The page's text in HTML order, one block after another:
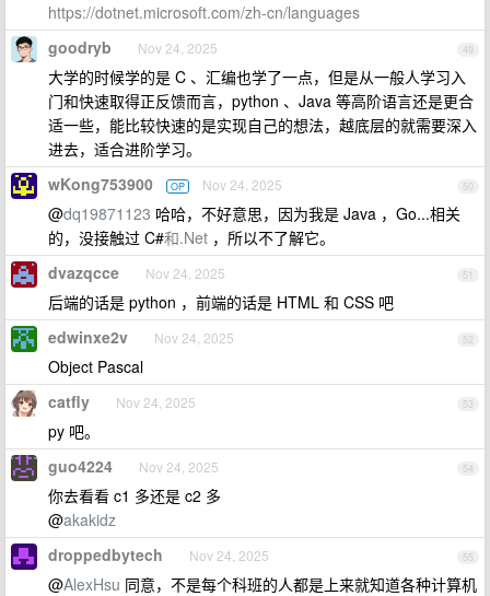
https://dotnet.microsoft.com/zh-cn/languages
49
goodryb Nov 24, 2025
大学的时候学的是 C 、汇编也学了一点，但是从一般人学习入
门和快速取得正反馈而言，python 、Java 等高阶语言还是更合
适一些，能比较快速的是实现自己的想法，越底层的就需要深入
进去，适合进阶学习。
50
wKong753900 OP Nov 24, 2025
@dq19871123 哈哈，不好意思，因为我是 Java ，Go...相关
的，没接触过 C#和.Net ，所以不了解它。
51
dvazqcce Nov 24, 2025
后端的话是 python ，前端的话是 HTML 和 CSS 吧
52
edwinxe2v Nov 24, 2025
Object Pascal
53
catfly Nov 24, 2025
py 吧。
54
guo4224 Nov 24, 2025
你去看看 c1 多还是 c2 多
@akakidz
55
droppedbytech Nov 24, 2025
@AlexHsu 同意，不是每个科班的人都是上来就知道各种计算机